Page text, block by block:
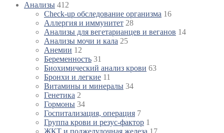
Анализы 412
Check-up обследование организма 16
Аллергия и иммунитет 28
Анализы для вегетарианцев и веганов 14
Анализы мочи и кала 25
Анемии 12
Беременность 31
Биохимический анализ крови 63
Бронхи и легкие 11
Витамины и минералы 34
Генетика 2
Гормоны 34
Госпитализация, операция 7
Группа крови и резус-фактор 1